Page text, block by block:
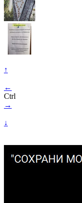
↑
←
Ctrl
→
↓